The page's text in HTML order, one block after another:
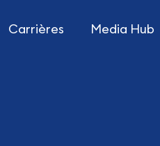
Carrières Media Hub